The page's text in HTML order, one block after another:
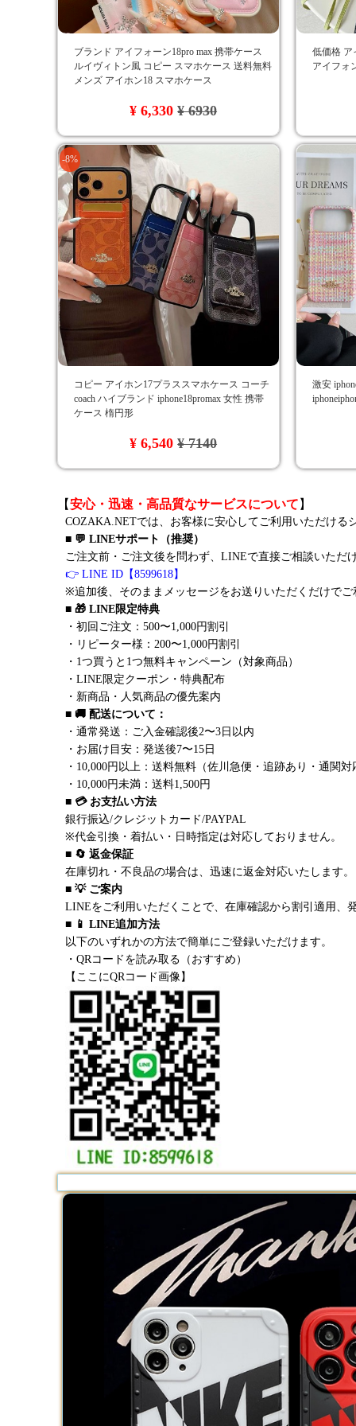
ブランド アイフォーン18pro max 携帯ケース
ルイヴィトン風 コピー スマホケース 送料無料
メンズ アイホン18 スマホケース
¥ 6,330¥ 6930
低価格 ア
アイフォ
-8%
コピー アイホン17プラススマホケース コーチ
coach ハイブランド iphone18promax 女性 携帯
ケース 楕円形
¥ 6,540¥ 7140
激安
【安心・迅速・高品質なサービスについて 】
COZAKA.NETでは、お客様に安心してご利用いただける
■ 💬 LINEサポート（推奨）
ご注文前・ご注文後を問わず、LINEで直接ご相談いただ
👉 LINE ID【8599618】
※追加後、そのままメッセージをお送りいただくだけで
■ 🎁 LINE限定特典
・初回ご注文：500〜1,000円割引
・リピーター様：200〜1,000円割引
・1つ買うと1つ無料キャンペーン（対象商品）
・LINE限定クーポン・特典配布
・新商品・人気商品の優先案内
■ 🚚 配送について：
・通常発送：ご入金確認後2〜3日以内
・お届け目安：発送後7〜15日
・10,000円以上：送料無料（佐川急便・追跡あり・通関対
・10,000円未満：送料1,500円
■ 💳 お支払い方法
銀行振込/クレジットカード/PAYPAL
※代金引換・着払い・日時指定は対応しておりません。
■ 🔄 返金保証
在庫切れ・不良品の場合は、迅速に返金対応いたします。
■ 💡 ご案内
LINEをご利用いただくことで、在庫確認から割引適用、
■ 📱 LINE追加方法
以下のいずれかの方法で簡単にご登録いただけます。
・QRコードを読み取る（おすすめ）
【ここにQRコード画像】